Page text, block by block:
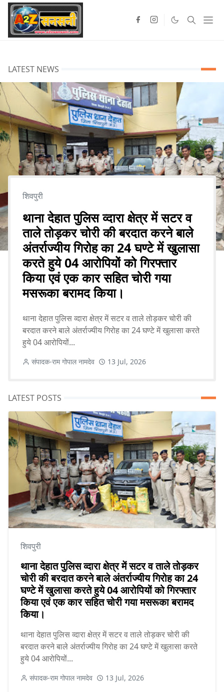
LATEST NEWS
शिवपुरी
थाना देहात पुलिस व्दारा क्षेत्र में सटर व
ताले तोड़कर चोरी की बरदात करने बाले
अंतर्राज्यीय गिरोह का 24 घण्टे में खुलासा
करते हुये 04 आरोपियों को गिरफ्तार
किया एवं एक कार सहित चोरी गया
मसरूका बरामद किया।
थाना देहात पुलिस व्दारा क्षेत्र में सटर व ताले तोड़कर चोरी की
बरदात करने बाले अंतर्राज्यीय गिरोह का 24 घण्टे में खुलासा करते
हुये 04 आरोपियों...
संपादक-राम गोपाल नामदेव 13 Jul, 2026
LATEST POSTS
शिवपुरी
थाना देहात पुलिस व्दारा क्षेत्र में सटर व ताले तोड़कर
चोरी की बरदात करने बाले अंतर्राज्यीय गिरोह का 24
घण्टे में खुलासा करते हुये 04 आरोपियों को गिरफ्तार
किया एवं एक कार सहित चोरी गया मसरूका बरामद
किया।
थाना देहात पुलिस व्दारा क्षेत्र में सटर व ताले तोड़कर चोरी की
बरदात करने बाले अंतर्राज्यीय गिरोह का 24 घण्टे में खुलासा करते
हुये 04 आरोपियों...
संपादक-राम गोपाल नामदेव 13 Jul, 2026